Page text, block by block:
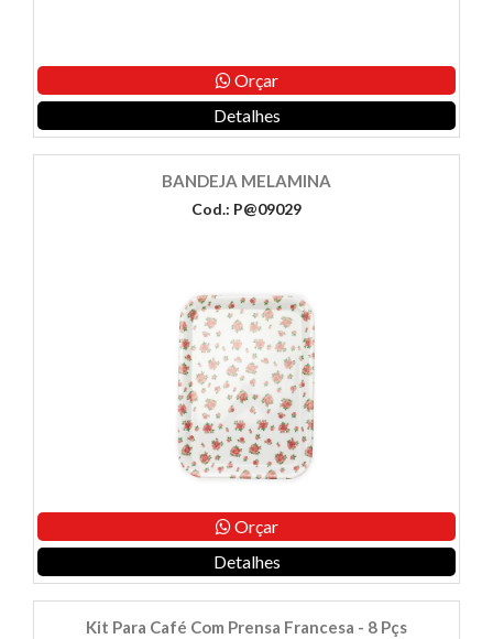
Orçar
Detalhes
BANDEJA MELAMINA
Cod.: P@09029
Orçar
Detalhes
Kit Para Café Com Prensa Francesa - 8 Pçs